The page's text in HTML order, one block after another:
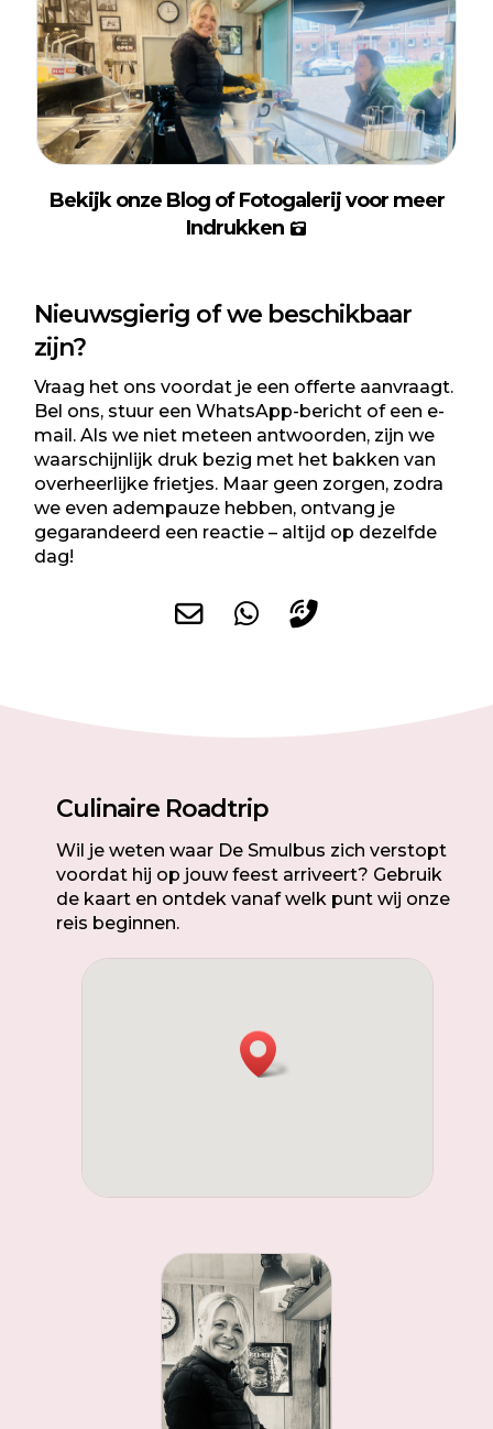
Bekijk onze Blogof Fotogalerij voor meer
Indrukken
Nieuwsgierig of we beschikbaar
zijn?
Vraag het ons voordat je een offerte aanvraagt.
Bel ons, stuur een WhatsApp-bericht of een e-
mail. Als we niet meteen antwoorden, zijn we
waarschijnlijk druk bezig met het bakken van
overheerlijke frietjes. Maar geen zorgen, zodra
we even adempauze hebben, ontvang je
gegarandeerd een reactie – altijd op dezelfde
dag!
Culinaire Roadtrip
Wil je weten waar De Smulbus zich verstopt
voordat hij op jouw feest arriveert? Gebruik
de kaart en ontdek vanaf welk punt wij onze
reis beginnen.